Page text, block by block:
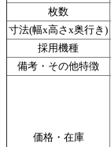
枚数
寸法(幅x高さx奥行き)
採用機種
備考・その他特徴
価格・在庫